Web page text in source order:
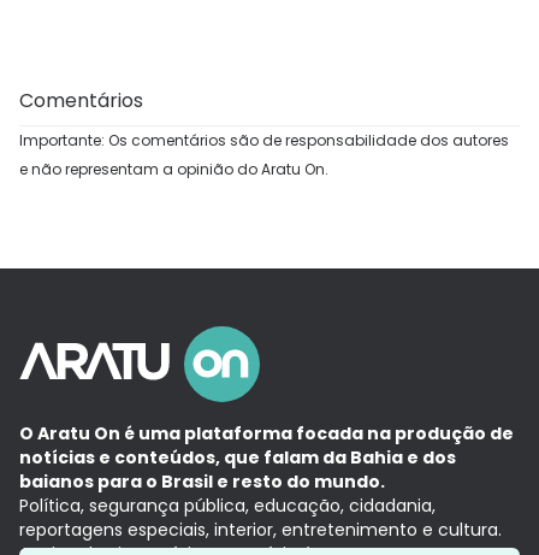
Comentários
Importante: Os comentários são de responsabilidade dos autores
e não representam a opinião do Aratu On.
O Aratu On é uma plataforma focada na produção de
notícias e conteúdos, que falam da Bahia e dos
baianos para o Brasil e resto do mundo.
Política, segurança pública, educação, cidadania,
reportagens especiais, interior, entretenimento e cultura.